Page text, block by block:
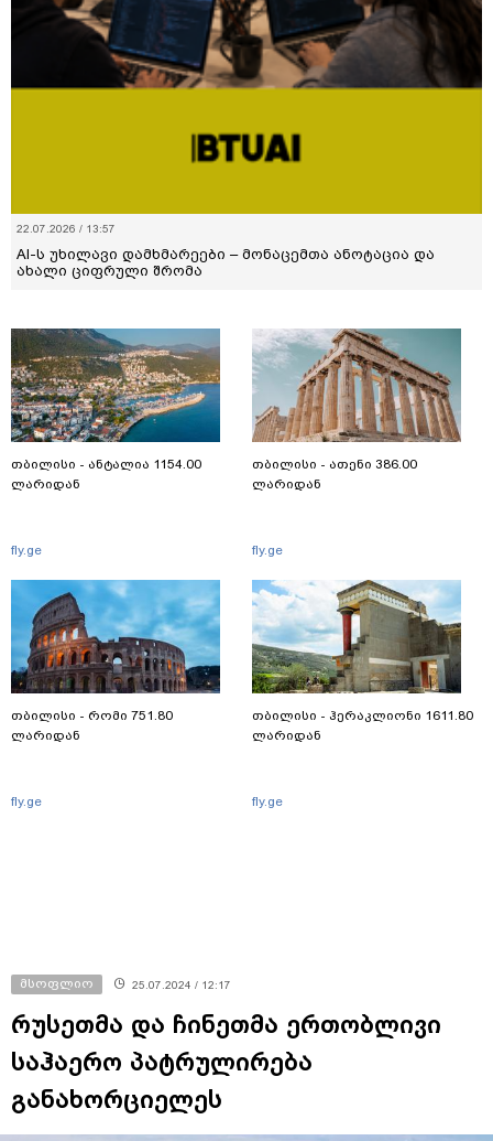
22.07.2026 / 13:57
AI-ს უხილავი დამხმარეები – მონაცემთა ანოტაცია და
ახალი ციფრული შრომა
თბილისი - ანტალია 1154.00
ლარიდან
fly.ge
თბილისი - რომი 751.80
ლარიდან
fly.ge
თბილისი - ათენი 386.00
ლარიდან
fly.ge
თბილისი - ჰერაკლიონი 1611.80
ლარიდან
fly.ge
მსოფლიო 25.07.2024 / 12:17
რუსეთმა და ჩინეთმა ერთობლივი
საჰაერო პატრულირება
განახორციელეს